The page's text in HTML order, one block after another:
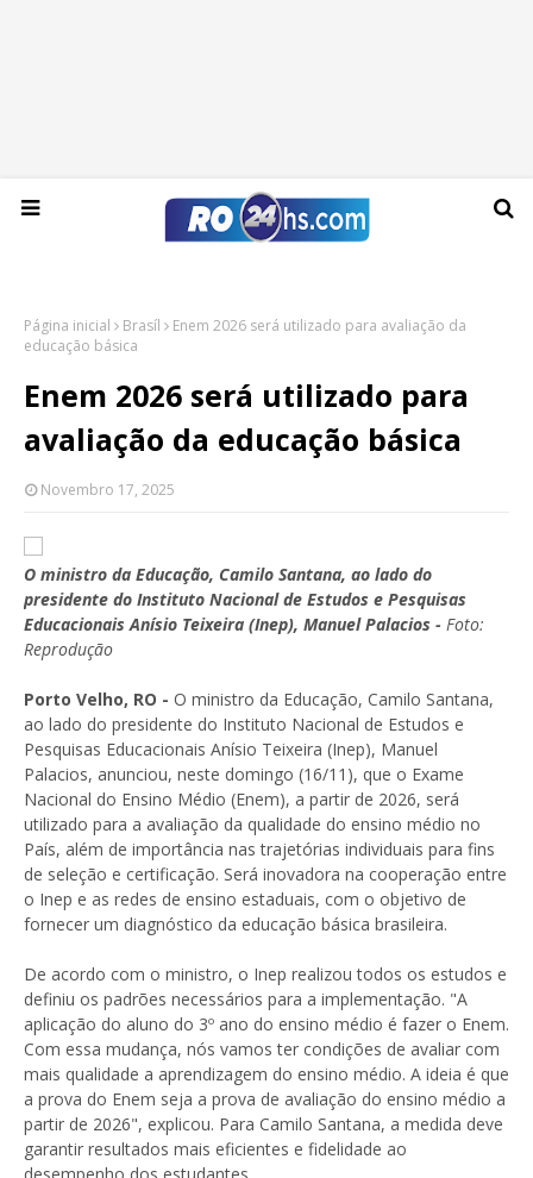
Sexta-feira, 07 de agosto de 2026
Página inicial Brasíl
Enem 2026 será utilizado para avaliação da
educação básica
Enem 2026 será utilizado para
avaliação da educação básica
Novembro 17, 2025
O ministro da Educação, Camilo Santana, ao lado do
presidente do Instituto Nacional de Estudos e Pesquisas
Educacionais Anísio Teixeira (Inep), Manuel Palacios - Foto:
Reprodução
Porto Velho, RO - O ministro da Educação, Camilo Santana,
ao lado do presidente do Instituto Nacional de Estudos e
Pesquisas Educacionais Anísio Teixeira (Inep), Manuel
Palacios, anunciou, neste domingo (16/11), que o Exame
Nacional do Ensino Médio (Enem), a partir de 2026, será
utilizado para a avaliação da qualidade do ensino médio no
País, além de importância nas trajetórias individuais para fins
de seleção e certificação. Será inovadora na cooperação entre
o Inep e as redes de ensino estaduais, com o objetivo de
fornecer um diagnóstico da educação básica brasileira.
De acordo com o ministro, o Inep realizou todos os estudos e
definiu os padrões necessários para a implementação. "A
aplicação do aluno do 3º ano do ensino médio é fazer o Enem.
Com essa mudança, nós vamos ter condições de avaliar com
mais qualidade a aprendizagem do ensino médio. A ideia é que
a prova do Enem seja a prova de avaliação do ensino médio a
partir de 2026", explicou. Para Camilo Santana, a medida deve
garantir resultados mais eficientes e fidelidade ao